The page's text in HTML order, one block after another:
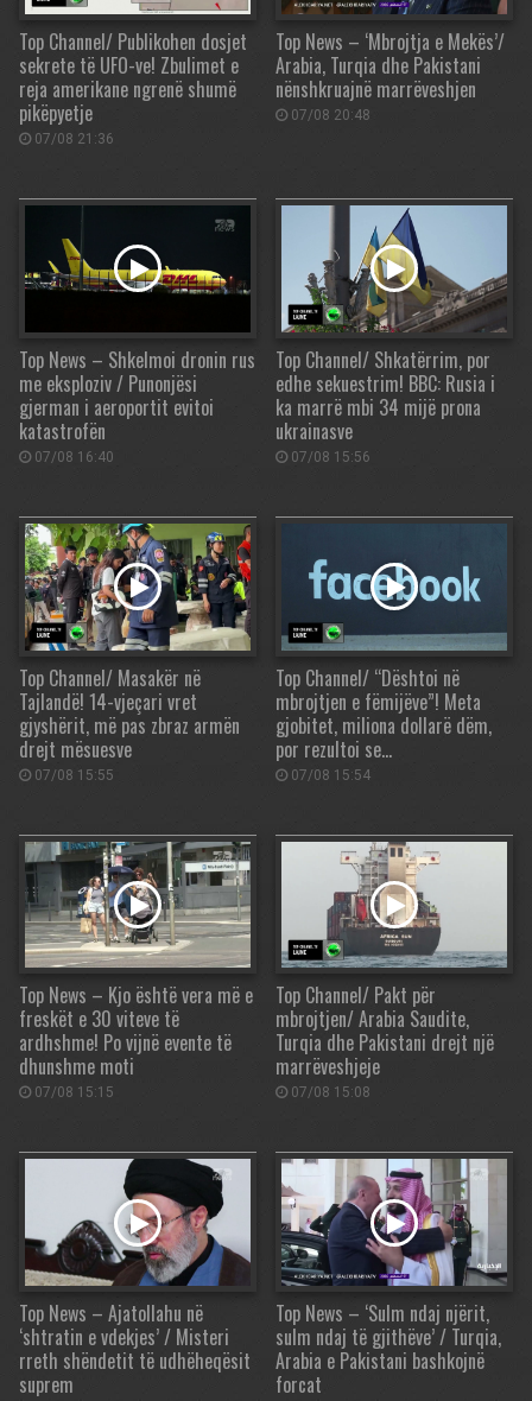
Top Channel/ Publikohen dosjet
sekrete të UFO-ve! Zbulimet e
reja amerikane ngrenë shumë
pikëpyetje
07/08 21:36
Top News – ‘Mbrojtja e Mekës’/
Arabia, Turqia dhe Pakistani
nënshkruajnë marrëveshjen
07/08 20:48
Top News – Shkelmoi dronin rus
me eksploziv / Punonjësi
gjerman i aeroportit evitoi
katastrofën
07/08 16:40
Top Channel/ Shkatërrim, por
edhe sekuestrim! BBC: Rusia i
ka marrë mbi 34 mijë prona
ukrainasve
07/08 15:56
Top Channel/ Masakër në
Tajlandë! 14-vjeçari vret
gjyshërit, më pas zbraz armën
drejt mësuesve
07/08 15:55
Top Channel/ “Dështoi në
mbrojtjen e fëmijëve”! Meta
gjobitet, miliona dollarë dëm,
por rezultoi se…
07/08 15:54
Top News – Kjo është vera më e
freskët e 30 viteve të
ardhshme! Po vijnë evente të
dhunshme moti
07/08 15:15
Top Channel/ Pakt për
mbrojtjen/ Arabia Saudite,
Turqia dhe Pakistani drejt një
marrëveshjeje
07/08 15:08
Top News – Ajatollahu në
‘shtratin e vdekjes’ / Misteri
rreth shëndetit të udhëheqësit
suprem
Top News – ‘Sulm ndaj njërit,
sulm ndaj të gjithëve’ / Turqia,
Arabia e Pakistani bashkojnë
forcat